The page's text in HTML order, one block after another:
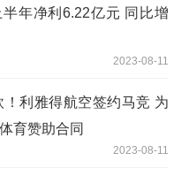
年净利6.22亿元 同比增
2023-08-11
！利雅得航空签约马竞 为
育赞助合同
2023-08-11